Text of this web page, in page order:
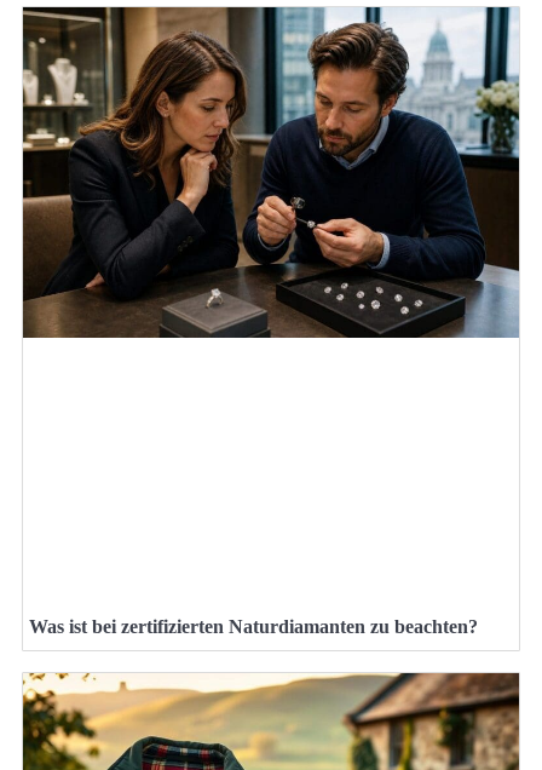
Was ist bei zertifizierten Naturdiamanten zu beachten?